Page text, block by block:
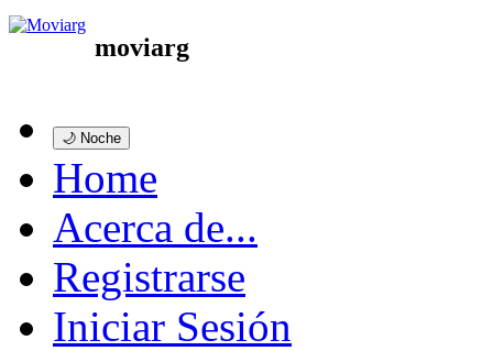
moviarg
🌙 Noche
Home
Acerca de...
Registrarse
Iniciar Sesión